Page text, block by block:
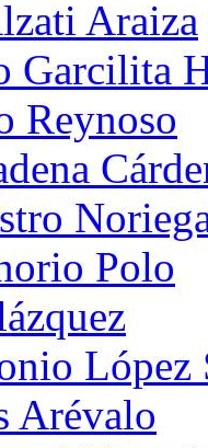
Araiza
Garcilita
Reynoso
Polo
López
Arévalo